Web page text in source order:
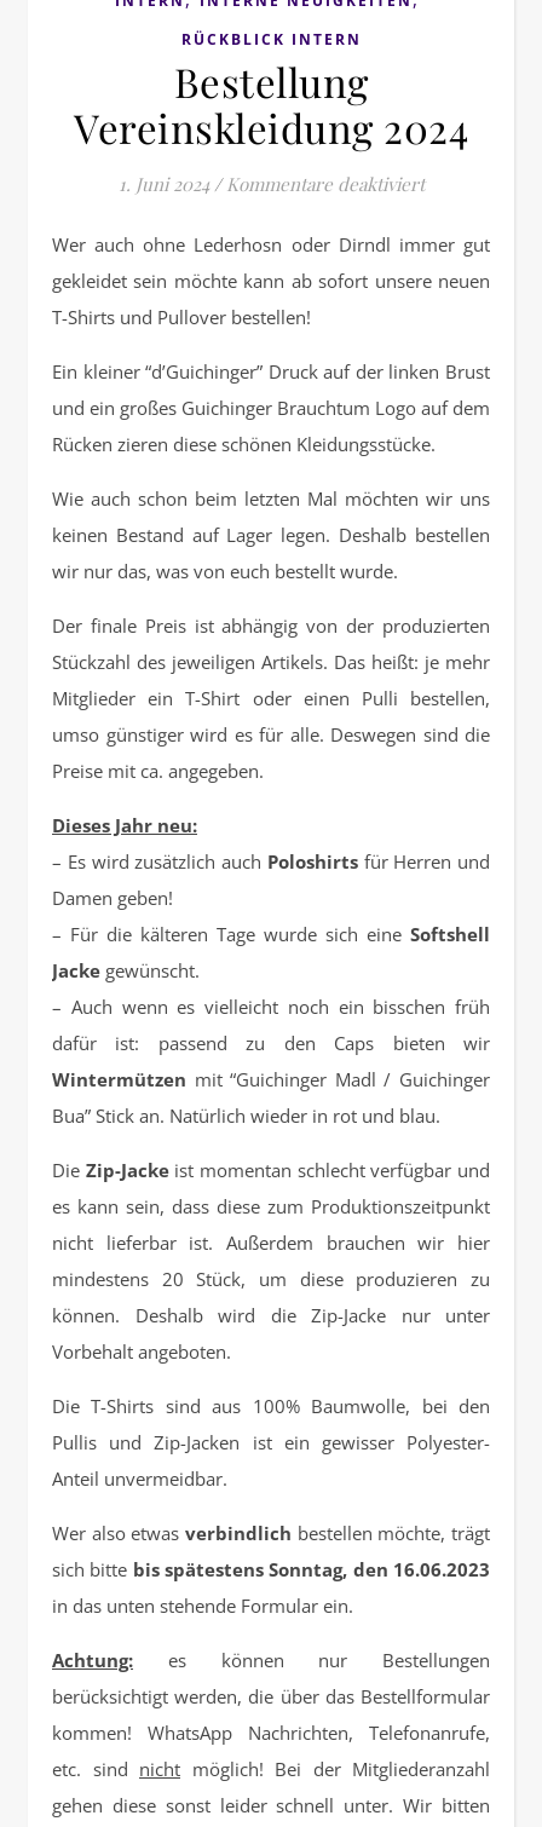
RÜCKBLICK INTERN
Bestellung
Vereinskleidung 2024
1. Juni 2024 / Kommentare deaktiviertfür Bestellung
Wer auch ohne Lederhosn oder Dirndl immer gut
gekleidet sein möchte kann ab sofort unsere neuen
T-Shirts und Pullover bestellen!
Ein kleiner “d’Guichinger” Druck auf der linken Brust
und ein großes Guichinger Brauchtum Logo auf dem
Rücken zieren diese schönen Kleidungsstücke.
Wie auch schon beim letzten Mal möchten wir uns
keinen Bestand auf Lager legen. Deshalb bestellen
wir nur das, was von euch bestellt wurde.
Der finale Preis ist abhängig von der produzierten
Stückzahl des jeweiligen Artikels. Das heißt: je mehr
Mitglieder ein T-Shirt oder einen Pulli bestellen,
umso günstiger wird es für alle. Deswegen sind die
Preise mit ca. angegeben.
Dieses Jahr neu:
– Es wird zusätzlich auch Poloshirtsfür Herren und
Damen geben!
– Für die kälteren Tage wurde sich eine Softshell
Jacke gewünscht.
– Auch wenn es vielleicht noch ein bisschen früh
dafür ist: passend zu den Caps bieten wir
Wintermützen mit “Guichinger Madl / Guichinger
Bua” Stick an. Natürlich wieder in rot und blau.
Die Zip-Jackeist momentan schlecht verfügbar und
es kann sein, dass diese zum Produktionszeitpunkt
nicht lieferbar ist. Außerdem brauchen wir hier
mindestens 20 Stück, um diese produzieren zu
können. Deshalb wird die Zip-Jacke nur unter
Vorbehalt angeboten.
Die T-Shirts sind aus 100% Baumwolle, bei den
Pullis und Zip-Jacken ist ein gewisser Polyester-
Anteil unvermeidbar.
Wer also etwas verbindlich bestellen möchte, trägt
sich bitte bis spätestens Sonntag, den 16.06.2023
in das unten stehende Formular ein.
Achtung: es können nur Bestellungen
berücksichtigt werden, die über das Bestellformular
kommen! WhatsApp Nachrichten, Telefonanrufe,
etc. sind nicht möglich! Bei der Mitgliederanzahl
gehen diese sonst leider schnell unter. Wir bitten